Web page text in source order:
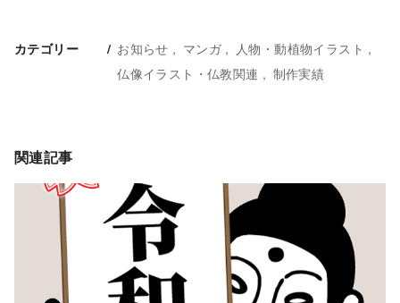
カテゴリー お知らせ マンガ
人物・動植物イラスト
仏像イラスト・仏教関連
制作実績
関連記事